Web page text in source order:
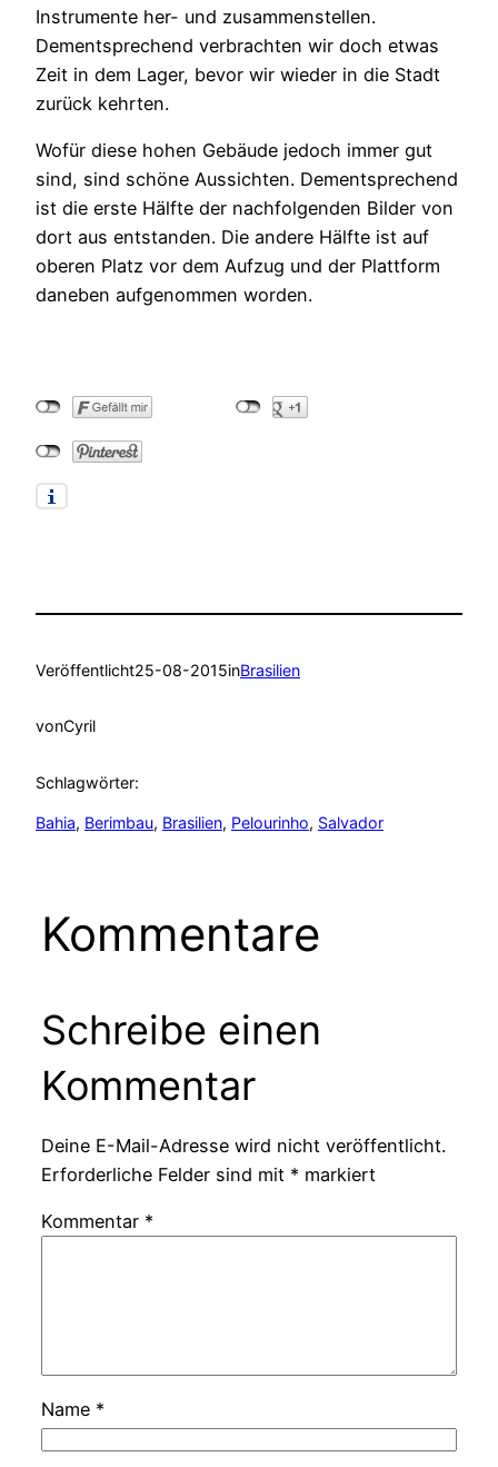
Instrumente her- und zusammenstellen.
Dementsprechend verbrachten wir doch etwas
Zeit in dem Lager, bevor wir wieder in die Stadt
zurück kehrten.
Wofür diese hohen Gebäude jedoch immer gut
sind, sind schöne Aussichten. Dementsprechend
ist die erste Hälfte der nachfolgenden Bilder von
dort aus entstanden. Die andere Hälfte ist auf
oberen Platz vor dem Aufzug und der Plattform
daneben aufgenommen worden.
Veröffentlicht25-08-2015inBrasilien
vonCyril
Schlagwörter:
Bahia, Berimbau, Brasilien, Pelourinho, Salvador
Kommentare
Schreibe einen
Kommentar
Deine E-Mail-Adresse wird nicht veröffentlicht.
Erforderliche Felder sind mit * markiert
Kommentar *
Name *